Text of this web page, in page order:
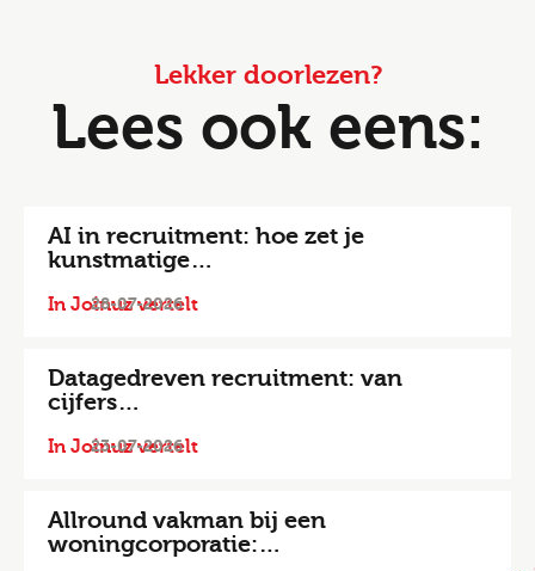
Lekker doorlezen?
Lees ook eens:
AI in recruitment: hoe zet je
kunstmatige…
In Joinuz vertelt
28-07-2026
Datagedreven recruitment: van
cijfers…
In Joinuz vertelt
23-07-2026
Allround vakman bij een
woningcorporatie:…